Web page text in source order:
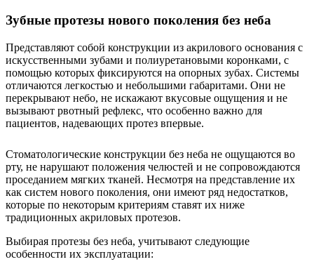
Зубные протезы нового поколения без неба
Представляют собой конструкции из акрилового основания с
искусственными зубами и полиуретановыми коронками, с
помощью которых фиксируются на опорных зубах. Системы
отличаются легкостью и небольшими габаритами. Они не
перекрывают небо, не искажают вкусовые ощущения и не
вызывают рвотный рефлекс, что особенно важно для
пациентов, надевающих протез впервые.
Стоматологические конструкции без неба не ощущаются во
рту, не нарушают положения челюстей и не сопровождаются
проседанием мягких тканей. Несмотря на представление их
как систем нового поколения, они имеют ряд недостатков,
которые по некоторым критериям ставят их ниже
традиционных акриловых протезов.
Выбирая протезы без неба, учитывают следующие
особенности их эксплуатации: